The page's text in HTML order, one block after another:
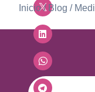
Inicio/ Blog /